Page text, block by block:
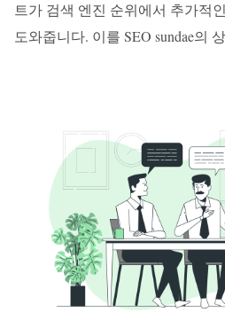
트가 검색 엔진 순위에서 추가적
도와줍니다. 이를 SEO sundae의